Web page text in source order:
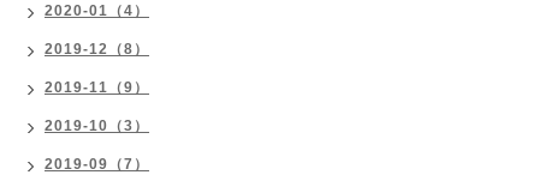
2020-01（4）
2019-12（8）
2019-11（9）
2019-10（3）
2019-09（7）